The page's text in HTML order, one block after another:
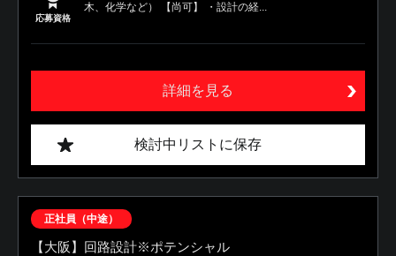
応募資格
木、化学など） 【尚可】 ・設計の経...
詳細を見る
検討中リストに保存
正社員（中途）
【大阪】回路設計※ポテンシャル